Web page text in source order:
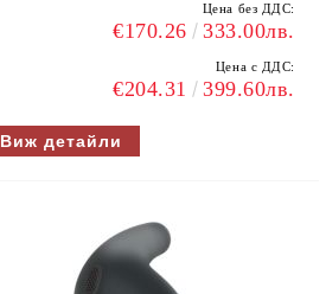
Цена без ДДС:
€170.26 333.00лв.
Цена с ДДС:
€204.31 399.60лв.
Виж детайли